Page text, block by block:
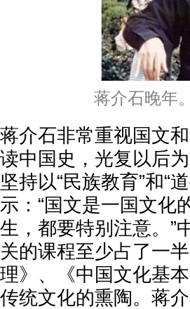
蒋介石晚年
蒋介石非常重视国文
读中国史，光复以后
坚持以“民族教育”和“
示：“国文是一国文化
生，都要特别注意。”
关的课程至少占了一
理》、《中国文化基
传统文化的熏陶。蒋